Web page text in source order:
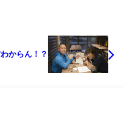
からん！？